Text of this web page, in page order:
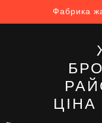
Фабрика
ЦІНА